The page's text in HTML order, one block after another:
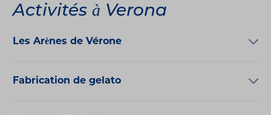
Activités à Verona
Les Arènes de Vérone
Fabrication de gelato